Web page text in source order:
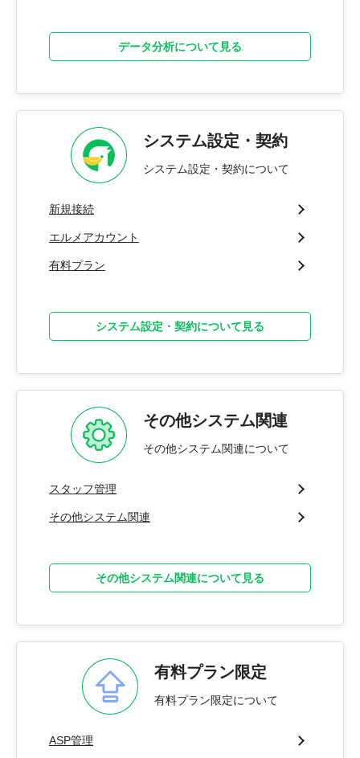
データ分析について見る
システム設定・契約
システム設定・契約について
新規接続
エルメアカウント
有料プラン
システム設定・契約について見る
その他システム関連
その他システム関連について
スタッフ管理
その他システム関連
その他システム関連について見る
有料プラン限定
有料プラン限定について
ASP管理